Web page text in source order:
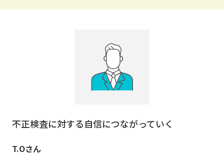
不正検査に対する自信につながっていく
T.Oさん